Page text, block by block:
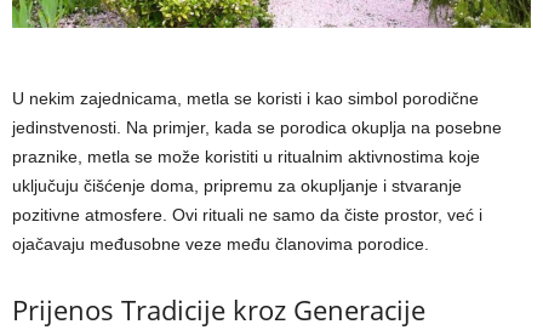
U nekim zajednicama, metla se koristi i kao simbol porodične
jedinstvenosti. Na primjer, kada se porodica okuplja na posebne
praznike, metla se može koristiti u ritualnim aktivnostima koje
uključuju čišćenje doma, pripremu za okupljanje i stvaranje
pozitivne atmosfere. Ovi rituali ne samo da čiste prostor, već i
ojačavaju međusobne veze među članovima porodice.
Prijenos Tradicije kroz Generacije